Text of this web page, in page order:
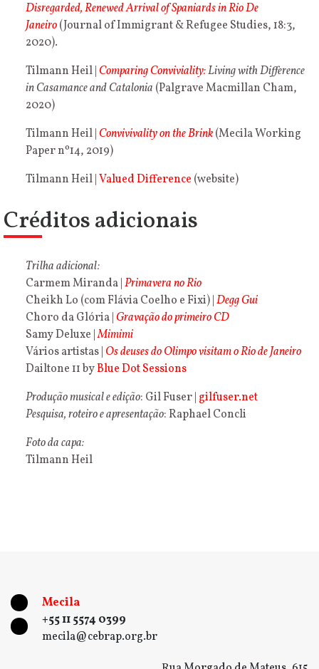
Disregarded, Renewed Arrival of Spaniards in Rio De
Janeiro(Journal of Immigrant & Refugee Studies, 18:3,
2020).
Tilmann Heil | Comparing Conviviality:Living with Difference
in Casamance and Catalonia (Palgrave Macmillan Cham,
2020)
Tilmann Heil | Convivivality on the Brink(Mecila Working
Paper nº14, 2019)
Tilmann Heil | Valued Difference (website)
Créditos adicionais
Trilha adicional:
Carmem Miranda | Primavera no Rio
Cheikh Lo (com Flávia Coelho e Fixi) | Degg Gui
Choro da Glória | Gravação do primeiro CD
Samy Deluxe | Mimimi
Vários artistas | Os deuses do Olimpo visitam o Rio de Janeiro
Dailtone 11 byBlue Dot Sessions
Produção musical e edição: Gil Fuser | gilfuser.net
Pesquisa, roteiro e apresentação: Raphael Concli
Foto da capa:
Tilmann Heil
Mecila
+55 11 5574 0399
mecila@cebrap.org.br